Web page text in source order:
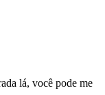
lá, você pode me